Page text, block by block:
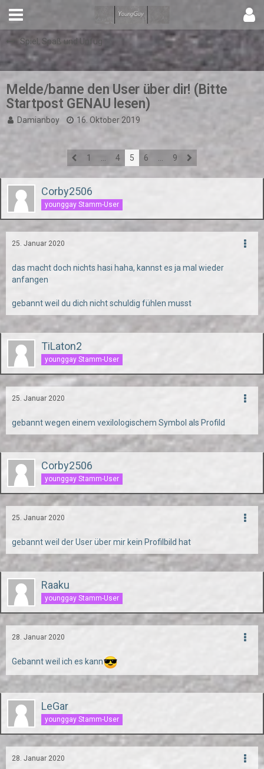
Spiel, Spaß und Unfug
Melde/banne den User über dir! (Bitte
Startpost GENAU lesen)
Damianboy 16. Oktober 2019
1 4 5 6 9
Corby2506
younggay Stamm-User
25. Januar 2020
das macht doch nichts hasi haha, kannst es ja mal wieder
anfangen
gebannt weil du dich nicht schuldig fühlen musst
TiLaton2
younggay Stamm-User
25. Januar 2020
gebannt wegen einem vexilologischem Symbol als Profild
Corby2506
younggay Stamm-User
25. Januar 2020
gebannt weil der User über mir kein Profilbild hat
Raaku
younggay Stamm-User
28. Januar 2020
Gebannt weil ich es kann
LeGar
younggay Stamm-User
28. Januar 2020